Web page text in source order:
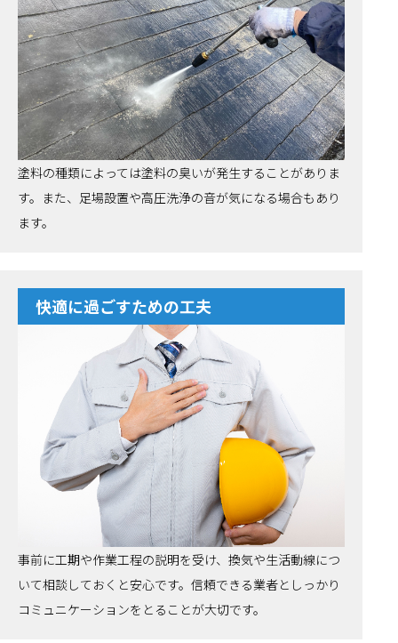
塗料の種類によっては塗料の臭いが発生することがありま
す。また、足場設置や高圧洗浄の音が気になる場合もあり
ます。
快適に過ごすための工夫
事前に工期や作業工程の説明を受け、換気や生活動線につ
いて相談しておくと安心です。信頼できる業者としっかり
コミュニケーションをとることが大切です。